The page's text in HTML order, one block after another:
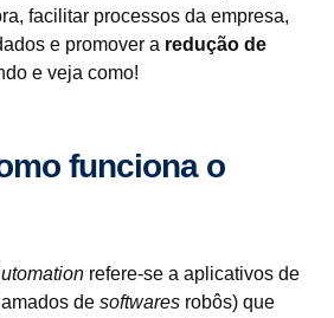
facilitar processos da empresa,
e promover a redução de
e veja como!
funciona o
refere-se a aplicativos de
de softwares robôs) que